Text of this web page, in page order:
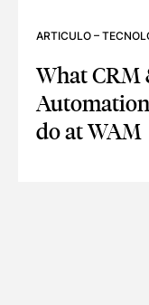
ARTICULO –
What CRM
do at WAM